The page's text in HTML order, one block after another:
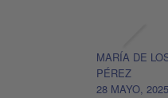
MARÍA DE
PÉREZ
28 MAYO, 2025